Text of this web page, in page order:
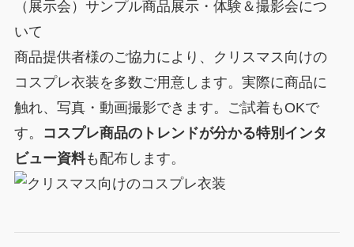
（展示会）サンプル商品展示・体験＆撮影会につ
いて
商品提供者様のご協力により、クリスマス向けの
コスプレ衣装を多数ご用意します。実際に商品に
触れ、写真・動画撮影できます。ご試着もOKで
す。
コスプレ商品のトレンドが分かる特別インタ
ビュー資料も配布します。